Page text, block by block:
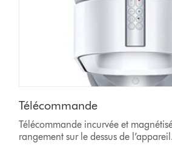
Télécommande
Télécommande incurvée et
rangement sur le dessus de l’appareil.